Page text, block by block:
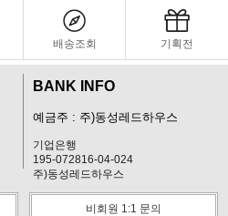
배송조회 기획전
BANK INFO
예금주 : 주)동성레드하우스
기업은행
195-072816-04-024
주)동성레드하우스
비회원 1:1 문의